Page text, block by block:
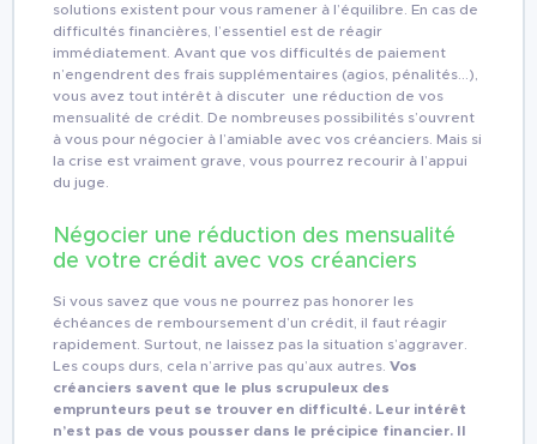
solutions existent pour vous ramener à l’équilibre. En cas de
difficultés financières, l’essentiel est de réagir
immédiatement. Avant que vos difficultés de paiement
n’engendrent des frais supplémentaires (agios, pénalités…),
vous avez tout intérêt à discuter une réduction de vos
mensualité de crédit. De nombreuses possibilités s’ouvrent
à vous pour négocier à l’amiable avec vos créanciers. Mais si
la crise est vraiment grave, vous pourrez recourir à l’appui
du juge.
Négocier une réduction des mensualité
de votre crédit avec vos créanciers
Si vous savez que vous ne pourrez pas honorer les
échéances de remboursement d’un crédit, il faut réagir
rapidement. Surtout, ne laissez pas la situation s’aggraver.
Les coups durs, cela n’arrive pas qu’aux autres. Vos
créanciers savent que le plus scrupuleux des
emprunteurs peut se trouver en difficulté. Leur intérêt
n’est pas de vous pousser dans le précipice financier. Il